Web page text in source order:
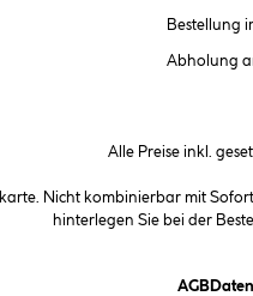
Bestellung
Abholung
Alle Preise inkl.
Nicht kombinierbar mit
hinterlegen Sie bei der
AGB